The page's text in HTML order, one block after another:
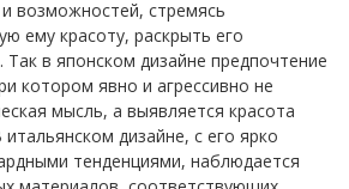
возможностей, стремясь
ему красоту, раскрыть его
Так в японском дизайне предпочтение
котором явно и агрессивно не
мысль, а выявляется красота
дизайне, с его ярко
тенденциями, наблюдается